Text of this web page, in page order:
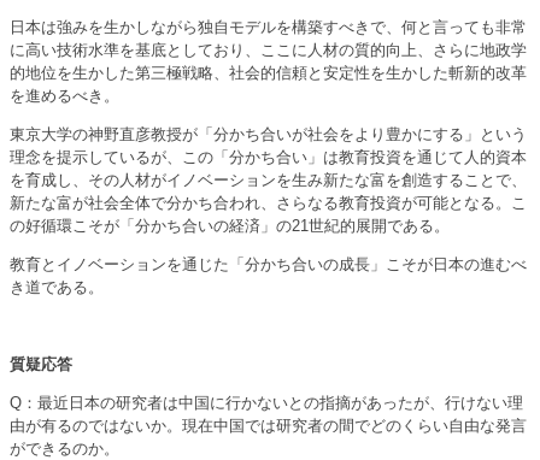
日本は強みを生かしながら独自モデルを構築すべきで、何と言っても非常
に高い技術水準を基底としており、ここに人材の質的向上、さらに地政学
的地位を生かした第三極戦略、社会的信頼と安定性を生かした斬新的改革
を進めるべき。
東京大学の神野直彦教授が「分かち合いが社会をより豊かにする」という
理念を提示しているが、この「分かち合い」は教育投資を通じて人的資本
を育成し、その人材がイノベーションを生み新たな富を創造することで、
新たな富が社会全体で分かち合われ、さらなる教育投資が可能となる。こ
の好循環こそが「分かち合いの経済」の21世紀的展開である。
教育とイノベーションを通じた「分かち合いの成長」こそが日本の進むべ
き道である。
質疑応答
Q：最近日本の研究者は中国に行かないとの指摘があったが、行けない理
由が有るのではないか。現在中国では研究者の間でどのくらい自由な発言
ができるのか。